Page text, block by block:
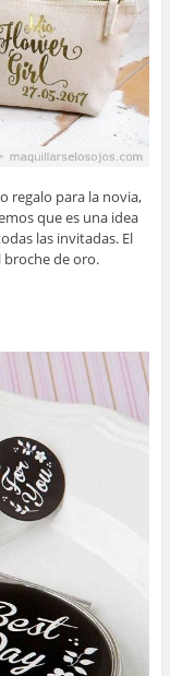
regalo para la novia,
que es una idea
las invitadas. El
broche de oro.